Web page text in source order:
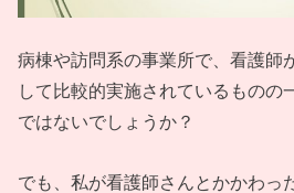
病棟や訪問系の事業所で、看護師
して比較的実施されているものの
ではないでしょうか？
でも、私が看護師さんとかかわっ